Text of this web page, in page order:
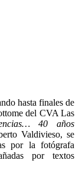
hasta finales de
del CVA Las
40 años
Valdivieso, se
por la fotógrafa
por textos